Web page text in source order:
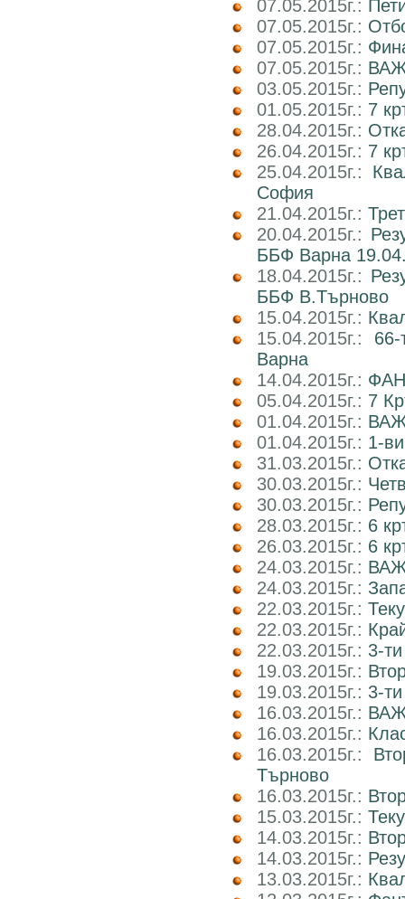
07.05.2015г.:
07.05.2015г.:
07.05.2015г.:
07.05.2015г.:
03.05.2015г.:
01.05.2015г.: 7
28.04.2015г.:
26.04.2015г.: 7
25.04.2015г.:
София
21.04.2015г.:
20.04.2015г.:
ББФ Варна
18.04.2015г.:
ББФ В.Търново
15.04.2015г.:
15.04.2015г.:
Варна
14.04.2015г.:
05.04.2015г.: 7
01.04.2015г.:
01.04.2015г.: 1-
31.03.2015г.:
30.03.2015г.:
30.03.2015г.:
28.03.2015г.: 6
26.03.2015г.: 6
24.03.2015г.:
24.03.2015г.:
22.03.2015г.:
22.03.2015г.:
22.03.2015г.: 3-
19.03.2015г.:
19.03.2015г.: 3-
16.03.2015г.:
16.03.2015г.:
16.03.2015г.:
Търново
16.03.2015г.:
15.03.2015г.:
14.03.2015г.:
14.03.2015г.:
13.03.2015г.: